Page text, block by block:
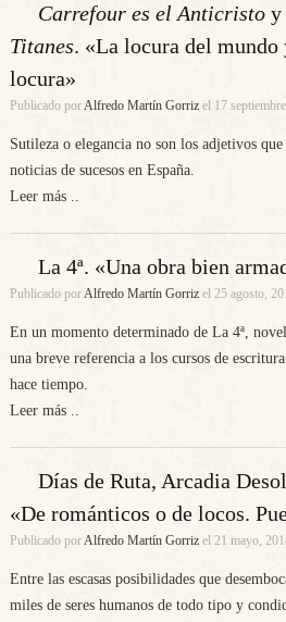
Carrefour es el Anticristoy
Titanes. «La locura del
locura»
Publicado porAlfredo Martín Gorrizel 17
Sutileza o elegancia no son los adjetivos
noticias de sucesos en España.
Leer más ..
La 4ª. «Una obra bien
Publicado porAlfredo Martín Gorrizel 25 agosto,
En un momento determinado de La 4ª,
una breve referencia a los cursos de
hace tiempo.
Leer más ..
Días de Ruta, Arcadia
«De románticos o de locos.
Publicado porAlfredo Martín Gorrizel 21 mayo,
Entre las escasas posibilidades que
miles de seres humanos de todo tipo y